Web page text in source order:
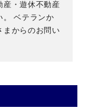
産・遊休不動産
。 ベテランか
まからのお問い